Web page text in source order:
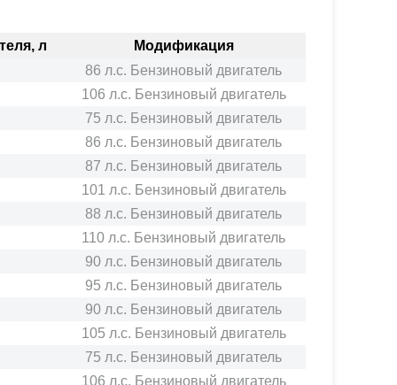
л
Модификация
86 л.с. Бензиновый двигатель
106 л.с. Бензиновый двигатель
75 л.с. Бензиновый двигатель
86 л.с. Бензиновый двигатель
87 л.с. Бензиновый двигатель
101 л.с. Бензиновый двигатель
88 л.с. Бензиновый двигатель
110 л.с. Бензиновый двигатель
90 л.с. Бензиновый двигатель
95 л.с. Бензиновый двигатель
90 л.с. Бензиновый двигатель
105 л.с. Бензиновый двигатель
75 л.с. Бензиновый двигатель
106 л.с. Бензиновый двигатель